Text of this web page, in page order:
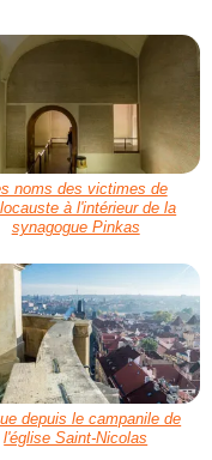
noms des victimes de
à l'intérieur de la
synagogue Pinkas
depuis le campanile de
l'église Saint-Nicolas